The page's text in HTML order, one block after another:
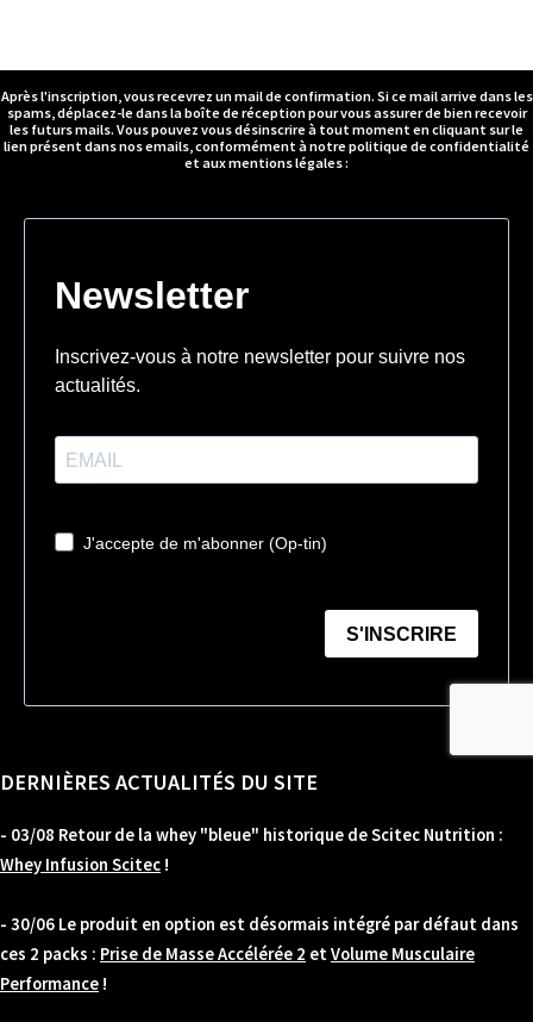
Après l'inscription, vous recevrez un mail de confirmation. Si ce mail arrive dans les
spams, déplacez-le dans la boîte de réception pour vous assurer de bien recevoir
les futurs mails. Vous pouvez vous désinscrire à tout moment en cliquant sur le
lien présent dans nos emails, conformément à notre politique de confidentialité
et aux mentions légales :
DERNIÈRES ACTUALITÉS DU SITE
- 03/08 Retour de la whey "bleue" historique de Scitec Nutrition :
Whey Infusion Scitec !
- 30/06 Le produit en option est désormais intégré par défaut dans
ces 2 packs : Prise de Masse Accélérée 2 etVolume Musculaire
Performance !